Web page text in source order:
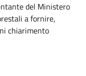
del Ministero
a fornire,
chiarimento